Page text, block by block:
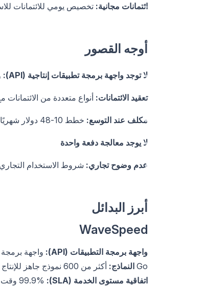
ائتمانات مجانية: تخصيص يومي للائتمانات
أوجه القصور
لا توجد واجهة برمجة تطبيقات إنتاجية (API):
تعقيد الائتمانات: أنواع متعددة من
مكلف عند التوسع: خطط 10-48 دولار شهريًا تحتوي على ائتمانات محدودة؛ يزداد الإنشاء بكميات كبيرة تكلفة
لا يوجد معالجة دفعة واحدة
عدم وضوح تجاري: شروط الاستخدام
أبرز البدائل
WaveSpeed
واجهة برمجة التطبيقات (API):
Go النماذج: أكثر من 600 نموذج جاهز للإنتاج
اتفاقية مستوى الخدمة (SLA):